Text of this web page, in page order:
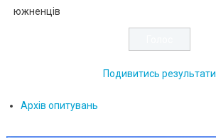
южненців
Подивитись результати
Архів опитувань